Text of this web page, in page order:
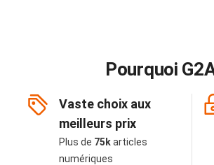
Pourquoi
Vaste choix aux
meilleurs prix
Plus de 75karticles
numériques